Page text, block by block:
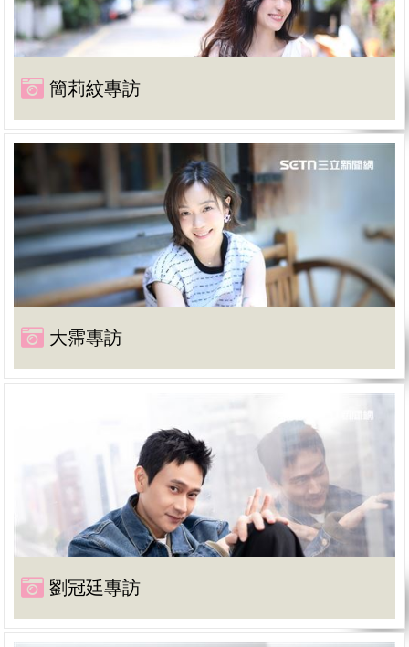
簡莉紋專訪
大霈專訪
劉冠廷專訪